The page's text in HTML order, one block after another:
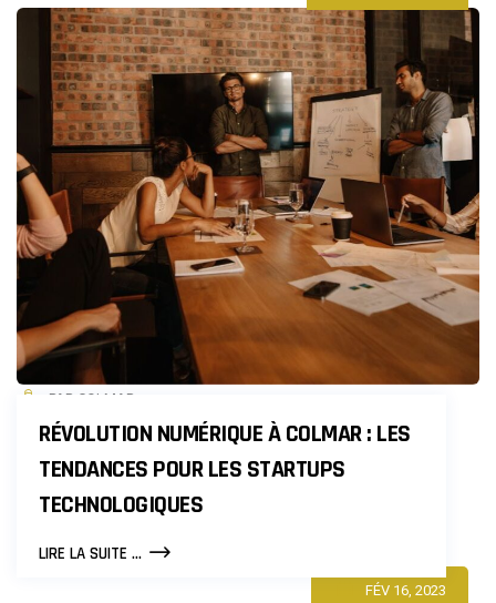
T-
IL
QUAND
L’IA
NOUS
AURA
REMPLACÉ
?
PAR COLMAR
RÉVOLUTION NUMÉRIQUE À COLMAR : LES
TENDANCES POUR LES STARTUPS
TECHNOLOGIQUES
LIRE LA SUITE ...RÉVOLUTION
FÉV 16, 2023